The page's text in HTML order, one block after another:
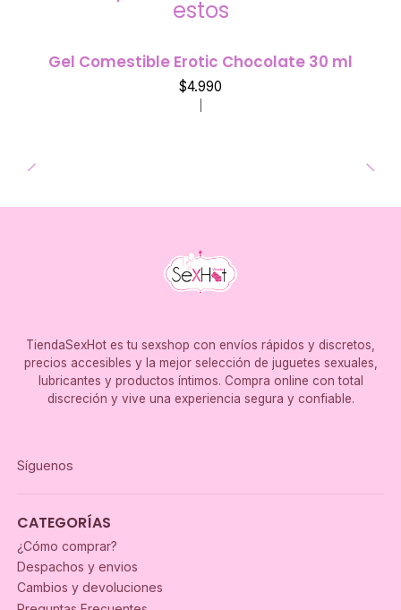
estos
Gel Comestible Erotic Chocolate 30 ml
$4.990
TiendaSexHot es tu sexshop con envíos rápidos y discretos,
precios accesibles y la mejor selección de juguetes sexuales,
lubricantes y productos íntimos. Compra online con total
discreción y vive una experiencia segura y confiable.
Síguenos
CATEGORÍAS
¿Cómo comprar?
Despachos y envios
Cambios y devoluciones